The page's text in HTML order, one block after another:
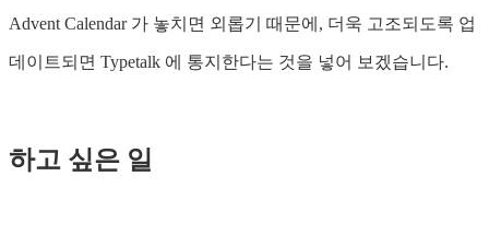
Advent Calendar 가 놓치면 외롭기 때문에, 더욱 고조되도록 업
데이트되면 Typetalk 에 통지한다는 것을 넣어 보겠습니다.
하고 싶은 일